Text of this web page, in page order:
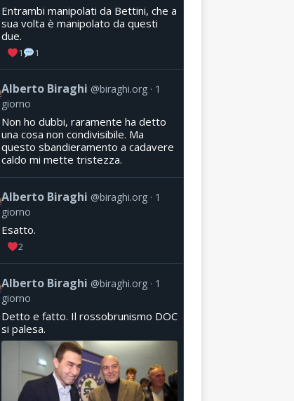
Entrambi manipolati da Bettini, che a
sua volta è manipolato da questi
due.
1 1
Alberto Biraghi @biraghi.org
1
giorno
Non ho dubbi, raramente ha detto
una cosa non condivisibile. Ma
questo sbandieramento a cadavere
caldo mi mette tristezza.
Alberto Biraghi @biraghi.org
1
giorno
Esatto.
2
Alberto Biraghi @biraghi.org
1
giorno
Detto e fatto. Il rossobrunismo DOC
si palesa.